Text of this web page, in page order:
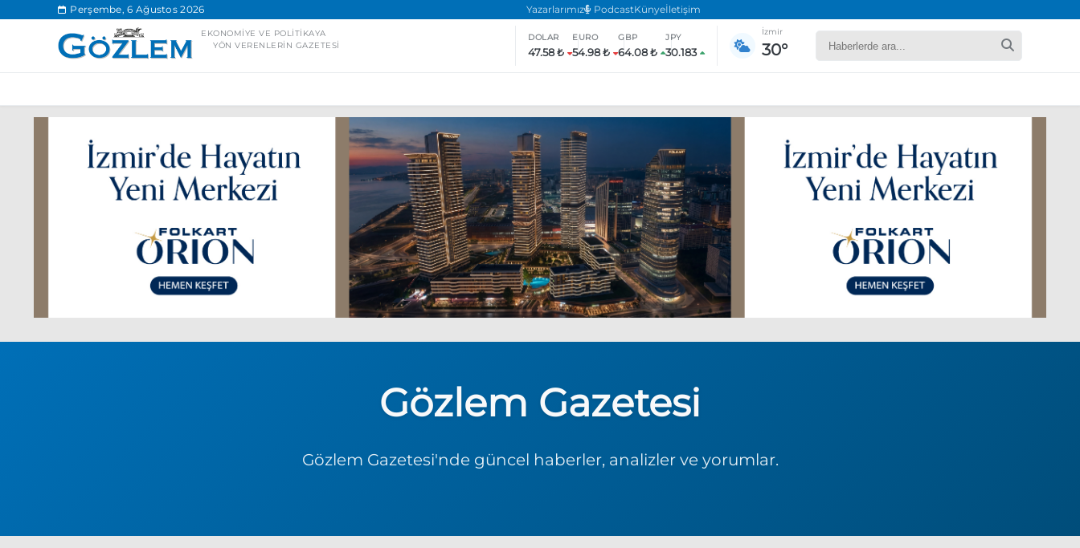
Perşembe, 6 Ağustos 2026 Yazarlarımız PodcastKünyeİletişim
EKONOMIYE VE POLITIKAYA
YÖN VERENLERIN GAZETESI
DOLAR
47.58 ₺
EURO
54.98 ₺
GBP
64.08 ₺
JPY
30.183
İzmir
30°
Ankara’da eylem yasağı uzatıldı
Özgür Özel, Ekrem İmamoğlu’nu ziyaret edecek
Ünlü çift bir etkinliğe daha katılmama kararı aldı
Boykot
Gözlem Gazetesi
Gözlem Gazetesi'nde güncel haberler, analizler ve yorumlar.